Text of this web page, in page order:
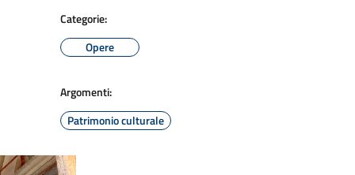
Categorie:
Opere
Argomenti:
Patrimonio culturale